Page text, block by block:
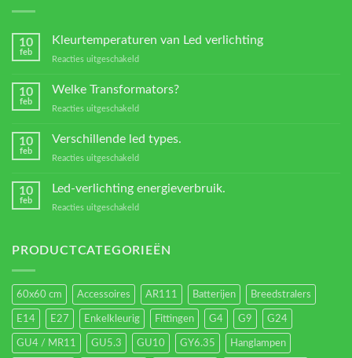
10
feb
Kleurtemperaturen van Led verlichting
Reacties uitgeschakeld
van
verlichting
10
feb
Welke Transformators?
Reacties uitgeschakeld
Transformators?
10
feb
Verschillende led types.
Reacties uitgeschakeld
led
10
feb
Led-verlichting energieverbruik.
Reacties uitgeschakeld
energieverbruik.
PRODUCTCATEGORIEËN
60x60 cm Accessoires AR111 Batterijen Breedstralers
E14 E27 Enkelkleurig Fittingen G4 G9 G24
GU4 / MR11 GU5.3 GU10 GY6.35 Hanglampen